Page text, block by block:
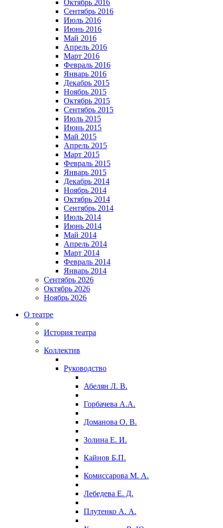
Октябрь 2016
Сентябрь 2016
Июль 2016
Июнь 2016
Май 2016
Апрель 2016
Март 2016
Февраль 2016
Январь 2016
Декабрь 2015
Ноябрь 2015
Октябрь 2015
Сентябрь 2015
Июль 2015
Июнь 2015
Май 2015
Апрель 2015
Март 2015
Февраль 2015
Январь 2015
Декабрь 2014
Ноябрь 2014
Октябрь 2014
Сентябрь 2014
Июль 2014
Июнь 2014
Май 2014
Апрель 2014
Март 2014
Февраль 2014
Январь 2014
Сентябрь 2026
Октябрь 2026
Ноябрь 2026
О театре
История театра
Коллектив
Руководство
Абелян Л. В.
Горбачева А.А.
Доманова О. В.
Золина Е. И.
Кайнов Б.П.
Комиссарова М. А.
Лебедева Е. Д.
Плутенко А. А.